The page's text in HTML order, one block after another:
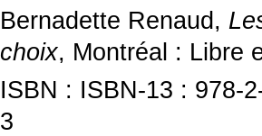
Bernadette Renaud,
choix, Montréal : Libre
ISBN : ISBN-13 : 978-
3